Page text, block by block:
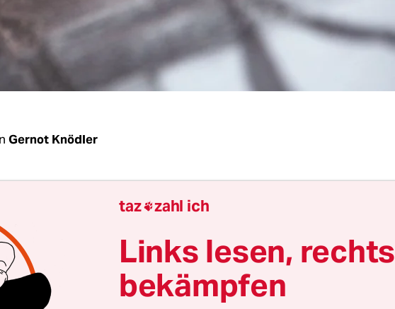
Gernot Knödler
drei, vier Zentimeter Schnee und schon wird das Leben in
– vor allem für Leute, die ihre täglichen Wege mit
zurücklegen. Unzureichend geräumte Straßen und
machen das Radeln zum Risiko – und auch das Zufußgehen.
Senat nach dem Monate dauernden Eiswinter 2009 /
taz zahl ich
Links lesen, rechts
bekämpfen